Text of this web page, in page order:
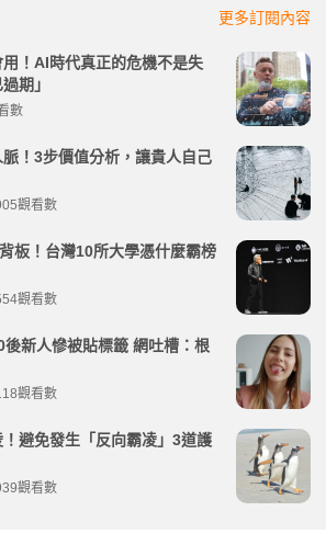
更多訂閱內容
！AI時代真正的危機不是失
期」
數
！3步價值分析，讓貴人自己
觀看數
板！台灣10所大學憑什麼霸榜
觀看數
新人慘被貼標籤 網吐槽：根
觀看數
避免發生「反向霸凌」3道護
觀看數